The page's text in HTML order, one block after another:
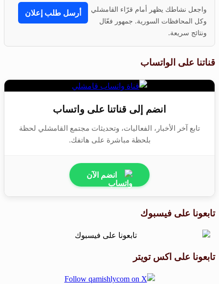
واجعل نشاطك يظهر أمام قرّاء القامشلي
وكل المحافظات السورية. جمهور فعّال
ونتائج سريعة.
أرسل طلب إعلان
قناتنا على الواتساب
انضم إلى قناتنا على واتساب
تابع آخر الأخبار، الفعاليات، وتحديثات مجتمع القامشلي لحظة
بلحظة مباشرة على هاتفك.
انضم الآن
تابعونا على فيسبوك
تابعونا على اكس تويتر